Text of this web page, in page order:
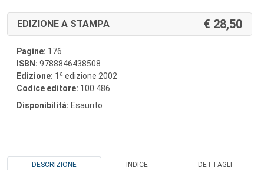
EDIZIONE A STAMPA 28,50
Pagine: 176
ISBN: 9788846438508
Edizione: 1 a edizione 2002
Codice editore: 100.486
Disponibilità: Esaurito
DESCRIZIONE INDICE DETTAGLI